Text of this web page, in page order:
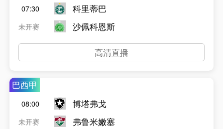
07:30
未开赛
科里蒂巴
沙佩科恩斯
高清直播
巴西甲
08:00
未开赛
博塔弗戈
弗鲁米嫩塞